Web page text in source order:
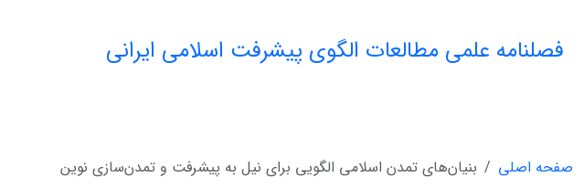
فصلنامه علمی مطالعات الگوی پیشرفت اسلامی ایرانی
صفحه اصلی بنیان‌های تمدن اسلامی الگویی برای نیل به پیشرفت و تمدن‌سازی نوین